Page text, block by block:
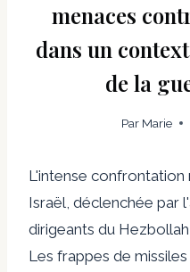
menaces
dans un
de la
Par Marie
L'intense
Israël, déclenchée par
dirigeants du
Les frappes de